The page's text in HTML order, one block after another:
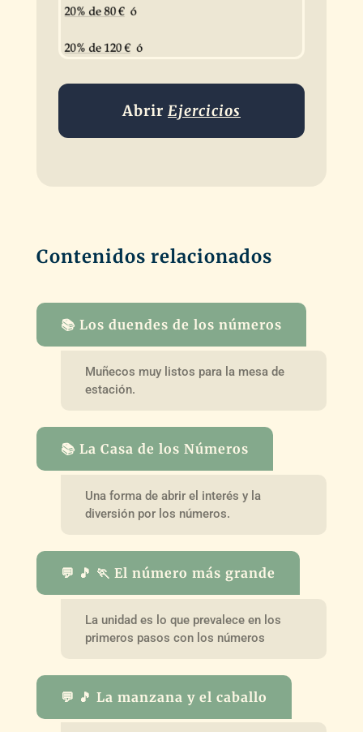
Abrir Ejercicios
Contenidos relacionados
📚 Los duendes de los números
Muñecos muy listos para la mesa de
estación.
📚 La Casa de los Números
Una forma de abrir el interés y la
diversión por los números.
💬 🎵 🏃 El número más grande
La unidad es lo que prevalece en los
primeros pasos con los números
💬 🎵 La manzana y el caballo